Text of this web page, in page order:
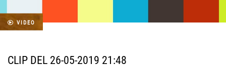
VIDEO
CLIP DEL 26-05-2019 21:48